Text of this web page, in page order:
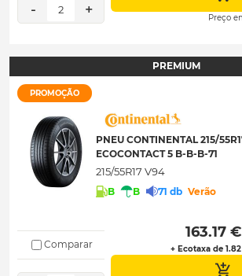
- 2 + Preço
PREMIUM
PROMOÇÃO
PNEU CONTINENTAL 215/
ECOCONTACT 5 B-B-B-71
215/55R17 V94
B B 71 db Verão
Comparar
163.17 €
+ Ecotaxa de